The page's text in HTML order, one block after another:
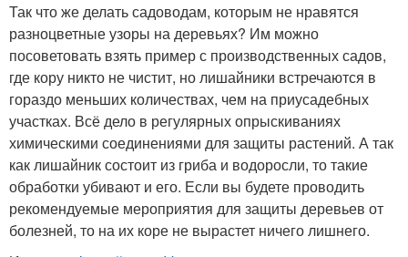
Так что же делать садоводам, которым не нравятся
разноцветные узоры на деревьях? Им можно
посоветовать взять пример с производственных садов,
где кору никто не чистит, но лишайники встречаются в
гораздо меньших количествах, чем на приусадебных
участках. Всё дело в регулярных опрыскиваниях
химическими соединениями для защиты растений. А так
как лишайник состоит из гриба и водоросли, то такие
обработки убивают и его. Если вы будете проводить
рекомендуемые мероприятия для защиты деревьев от
болезней, то на их коре не вырастет ничего лишнего.